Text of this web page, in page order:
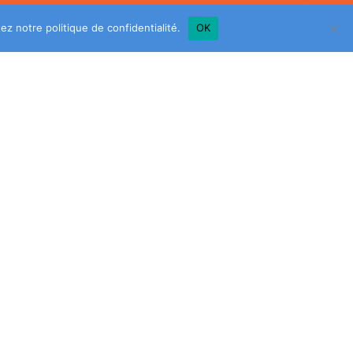
notre politique de confidentialité. OK